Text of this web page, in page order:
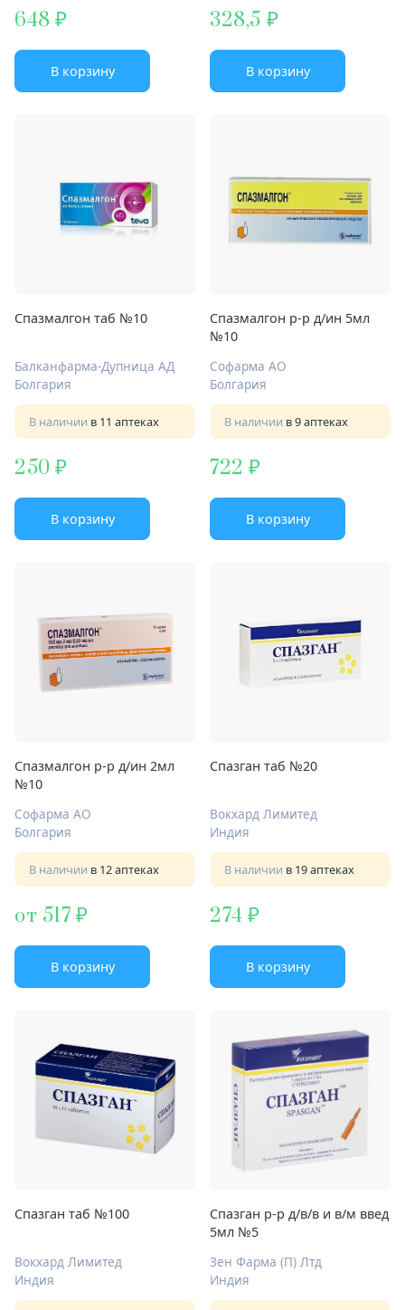
648
В корзину
328,5
В корзину
Спазмалгон таб №10
Балканфарма-Дупница АД
Болгария
В наличии в 11 аптеках
250
В корзину
Спазмалгон р-р д/ин 5мл
№10
Софарма АО
Болгария
В наличии в 9 аптеках
722
В корзину
Спазмалгон р-р д/ин 2мл
№10
Софарма АО
Болгария
В наличии в 12 аптеках
от 517
В корзину
Спазган таб №20
Вокхард Лимитед
Индия
В наличии в 19 аптеках
274
В корзину
Спазган таб №100
Вокхард Лимитед
Индия
Спазган р-р д/в/в и в/м введ
5мл №5
Зен Фарма (П) Лтд
Индия